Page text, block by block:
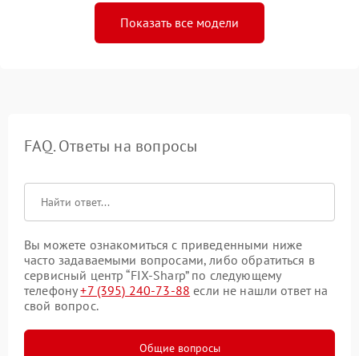
Показать все модели
FAQ. Ответы на вопросы
Вы можете ознакомиться с приведенными ниже
часто задаваемыми вопросами, либо обратиться в
сервисный центр “FIX-Sharp” по следующему
телефону+7 (395) 240-73-88 если не нашли ответ на
свой вопрос.
Общие вопросы